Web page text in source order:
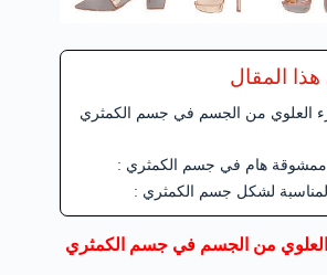
المقال
العلوي من الجسم في جسم الكمثري
هام في جسم الكمثري :
لشكل جسم الكمثري :
العلوي من الجسم في جسم الكمثري